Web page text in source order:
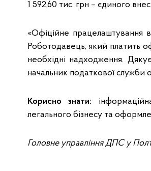
1 592,60 тис. грн – єдиного
«Офіційне працелаштування
Роботодавець, який платить
необхідні надходження.
начальник податкової служби
Корисно знати:
легального бізнесу та
Головне управління ДПС у